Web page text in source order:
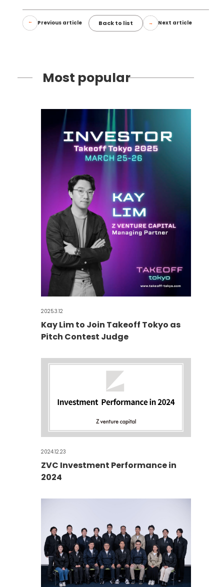
Previous article Back to list Next article
Most popular
2025.3.12
Kay Lim to Join Takeoff Tokyo as
Pitch Contest Judge
2024.12.23
ZVC Investment Performance in
2024